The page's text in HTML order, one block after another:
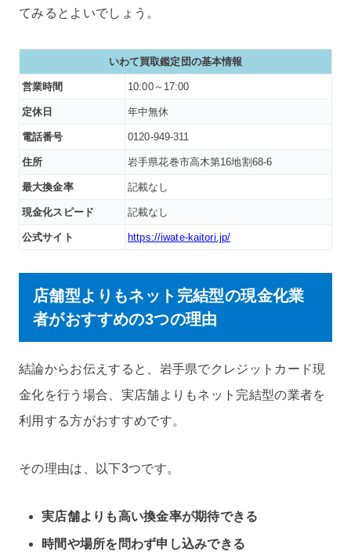
てみるとよいでしょう。
いわて買取鑑定団の基本情報
営業時間 10:00～17:00
定休日 年中無休
電話番号 0120-949-311
住所 岩手県花巻市高木第16地割68-6
最大換金率 記載なし
現金化スピード 記載なし
公式サイト https://iwate-kaitori.jp/
店舗型よりもネット完結型の現金化業
者がおすすめの3つの理由
結論からお伝えすると、岩手県でクレジットカード現
金化を行う場合、実店舗よりもネット完結型の業者を
利用する方がおすすめです。
その理由は、以下3つです。
実店舗よりも高い換金率が期待できる
時間や場所を問わず申し込みできる